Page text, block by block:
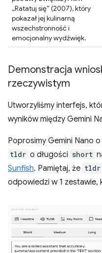
„Ratatuj się” (2007), który
pokazał jej kulinarną
wszechstronność i
emocjonalny wydźwięk.
Demonstracja
rzeczywistym
Utworzyliśmy interfejs,
wyników między Gemini
Poprosimy Gemini Nano
tldr o długości short
Sunfish. Pamiętaj, że tldr
odpowiedzi w 1 zestawie,